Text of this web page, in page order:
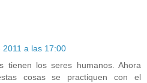
2011 a las 17:00
tienen los seres humanos. Ahora
cosas se practiquen con el